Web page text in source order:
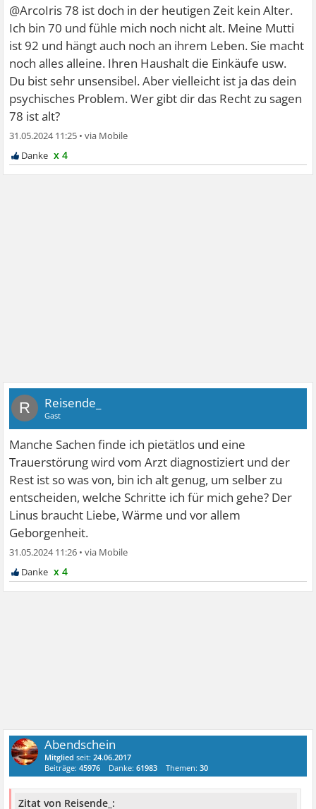
@ArcoIris 78 ist doch in der heutigen Zeit kein Alter.
Ich bin 70 und fühle mich noch nicht alt. Meine Mutti
ist 92 und hängt auch noch an ihrem Leben. Sie macht
noch alles alleine. Ihren Haushalt die Einkäufe usw.
Du bist sehr unsensibel. Aber vielleicht ist ja das dein
psychisches Problem. Wer gibt dir das Recht zu sagen
78 ist alt?
31.05.2024 11:25 •
x 4
R Reisende_
Gast
Manche Sachen finde ich pietätlos und eine
Trauerstörung wird vom Arzt diagnostiziert und der
Rest ist so was von, bin ich alt genug, um selber zu
entscheiden, welche Schritte ich für mich gehe? Der
Linus braucht Liebe, Wärme und vor allem
Geborgenheit.
31.05.2024 11:26 •
x 4
Abendschein
Mitglied seit:24.06.2017
Beiträge:45976 Danke:61983 Themen:30
Zitat von Reisende_: